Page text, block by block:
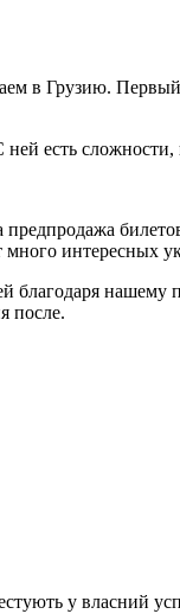
в Грузию.
есть
много интересных
благодаря
после.
у власний